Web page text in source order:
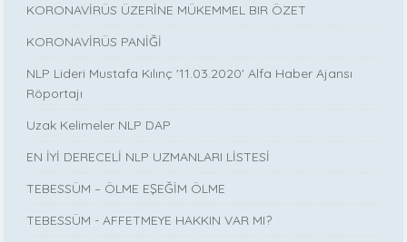
KORONAVİRÜS ÜZERİNE MÜKEMMEL BIR ÖZET
KORONAVİRÜS PANİĞİ
NLP Lideri Mustafa Kılınç '11.03.2020' Alfa Haber Ajansı
Röportajı
Uzak Kelimeler NLP DAP
EN İYİ DERECELİ NLP UZMANLARI LİSTESİ
TEBESSÜM – ÖLME EŞEĞİM ÖLME
TEBESSÜM - AFFETMEYE HAKKIN VAR MI?